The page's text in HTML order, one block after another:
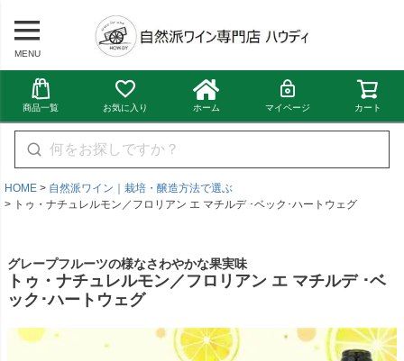
MENU
商品一覧 お気に入り ホーム マイページ カート
HOME
自然派ワイン｜栽培・醸造方法で選ぶ
トゥ・ナチュレルモン／フロリアン エ マチルデ ･ベック･ハートウェグ
グレープフルーツの様なさわやかな果実味
トゥ・ナチュレルモン／フロリアン エ マチルデ ･ベ
ック･ハートウェグ